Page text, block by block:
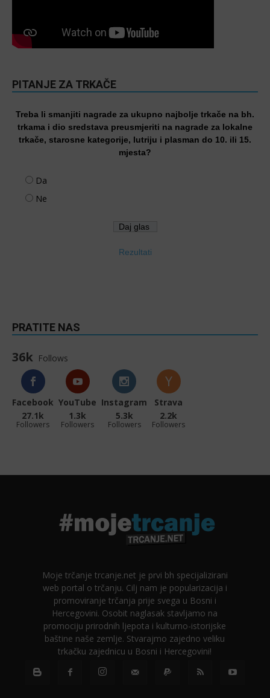
PITANJE ZA TRKAČE
Treba li smanjiti nagrade za ukupno najbolje trkače na bh.
trkama i dio sredstava preusmjeriti na nagrade za lokalne
trkače, starosne kategorije, lutriju i plasman do 10. ili 15.
mjesta?
Da
Ne
Rezultati
PRATITE NAS
36k Follows
Facebook
27.1k
Followers
YouTube
1.3k
Followers
Instagram
5.3k
Followers
Strava
2.2k
Followers
Moje trčanje trcanje.net je prvi bh specijalizirani
web portal o trčanju. Cilj nam je popularizacija i
promoviranje trčanja prije svega u Bosni i
Hercegovini. Osobit naglasak stavljamo na
promociju prirodnih ljepota i kulturno-istorijske
baštine naše zemlje. Stvarajmo zajedno veliku
trkačku zajednicu u Bosni i Hercegovini!